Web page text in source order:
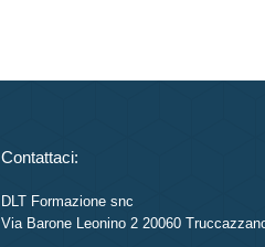
Contattaci:
DLT Formazione snc
Via Barone Leonino 2 20060